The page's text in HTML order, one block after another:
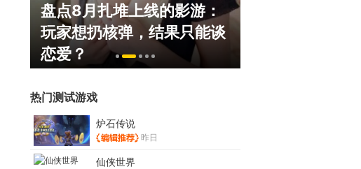
盘点8月扎堆上线的影游：
玩家想扔核弹，结果只能谈
恋爱？
热门测试游戏
炉石传说
昨日
仙侠世界